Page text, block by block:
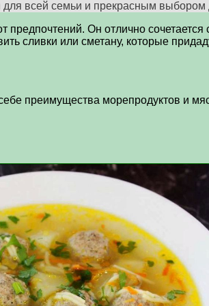
всей семьи и прекрасным выбором
Он отлично
сливки или сметану, которые
преимущества морепродуктов и